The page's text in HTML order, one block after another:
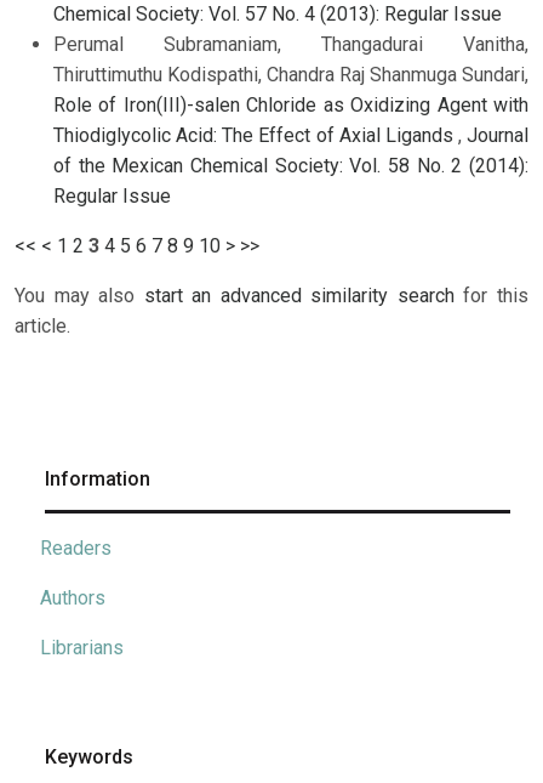
Chemical Society: Vol. 57 No. 4 (2013): Regular Issue
Perumal Subramaniam, Thangadurai Vanitha,
Thiruttimuthu Kodispathi, Chandra Raj Shanmuga Sundari,
Role of Iron(III)-salen Chloride as Oxidizing Agent with
Thiodiglycolic Acid: The Effect of Axial Ligands , Journal
of the Mexican Chemical Society: Vol. 58 No. 2 (2014):
Regular Issue
<< < 1 2 3 4 5 6 7 8 9 10 > >>
You may also start an advanced similarity searchfor this
article.
Information
Readers
Authors
Librarians
Keywords